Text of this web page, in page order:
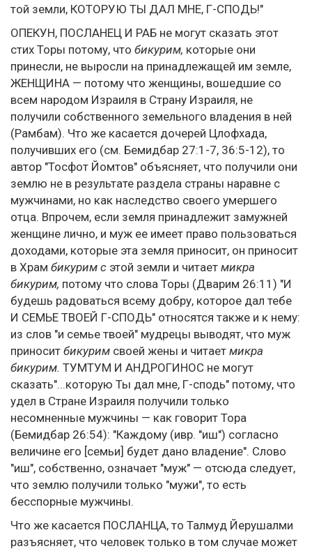
той земли, КОТОРУЮ ТЫ ДАЛ МНЕ, Г-СПОДЬ!"
ОПЕКУН, ПОСЛАНЕЦ И РАБ не могут сказать этот
стих Торы потому, что бикурим, которые они
принесли, не выросли на принадлежащей им земле,
ЖЕНЩИНА — потому что женщины, вошедшие со
всем народом Израиля в Страну Израиля, не
получили собственного земельного владения в ней
(Рамбам). Что же касается дочерей Цлофхада,
получивших его (см. Бемидбар 27:1-7, 36:5-12), то
автор "Тосфот Йомтов" объясняет, что получили они
землю не в результате раздела страны наравне с
мужчинами, но как наследство своего умершего
отца. Впрочем, если земля принадлежит замужней
женщине лично, и муж ее имеет право пользоваться
доходами, которые эта земля приносит, он приносит
в Храм бикурим с этой земли и читает микра
бикурим, потому что слова Торы (Дварим 26:11) "И
будешь радоваться всему добру, которое дал тебе
И СЕМЬЕ ТВОЕЙ Г-СПОДЬ" относятся также и к нему:
из слов "и семье твоей" мудрецы выводят, что муж
приносит бикурим своей жены и читает микра
бикурим. ТУМТУМ И АНДРОГИНОС не могут
сказать"...которую Ты дал мне, Г-сподь" потому, что
удел в Стране Израиля получили только
несомненные мужчины — как говорит Тора
(Бемидбар 26:54): "Каждому (ивр. "иш") согласно
величине его [семьи] будет дано владение". Слово
"иш", собственно, означает "муж" — отсюда следует,
что землю получили только "мужи", то есть
бесспорные мужчины.
Что же касается ПОСЛАНЦА, то Талмуд Йерушалми
разъясняет, что человек только в том случае может